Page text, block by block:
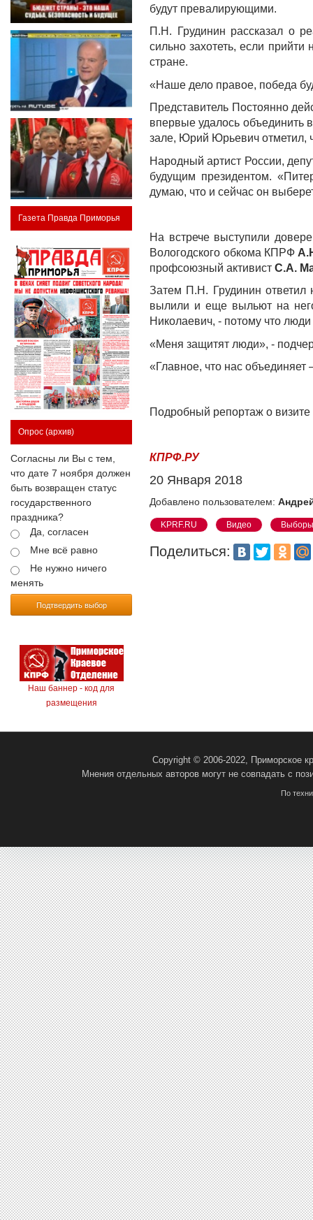
Газета Правда Приморья
Опрос (архив)
Согласны ли Вы с тем,
что дате 7 ноября должен
быть возвращен статус
государственного
праздника?
Да, согласен
Мне всё равно
Не нужно ничего
менять
Подтвердить выбор
Наш баннер - код для
размещения
будут превалирующими.
П.Н. Грудинин рассказал о
сильно захотеть, если
стране.
«Наше дело правое, победа
Представитель Постоянно
впервые удалось объединить
зале, Юрий Юрьевич отметил,
Народный артист России,
будущим президентом.
думаю, что и сейчас он
На встрече выступили
Вологодского обкома КПРФ
профсоюзный активистС.А.
Затем П.Н. Грудинин ответил
вылили и еще выльют на
Николаевич, - потому что
«Меня защитят люди», -
«Главное, что нас объединяет
Подробный репортаж о визите
КПРФ.РУ
20 Января 2018
Добавлено пользователем:
KPRF.RU Видео
Поделиться:
Copyright © 2006-2022, Приморское
Мнения отдельных авторов могут не совпадать с
По